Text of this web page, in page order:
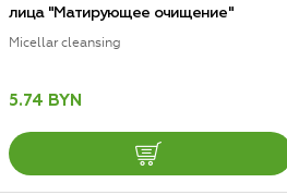
лица "Матирующее очищение"
Micellar cleansing
5.74 BYN